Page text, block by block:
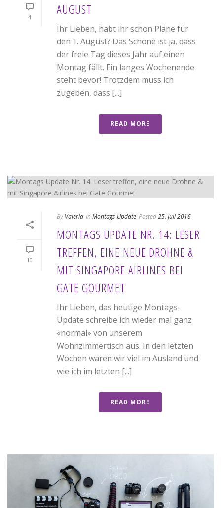
4
AUGUST
Ihr Lieben, habt ihr schon Pläne für
den 1. August? Das Schöne ist ja, dass
der freie Tag dieses Jahr auf einen
Montag fällt. Ein langes Wochenende
steht bevor! Trotzdem muss ich
zugeben, dass [...]
READ MORE
10
By Valeria In Montags-Update Posted25. Juli 2016
MONTAGS UPDATE NR. 14: LESER
TREFFEN, EINE NEUE DROHNE &
MIT SINGAPORE AIRLINES BEI
GATE GOURMET
Ihr Lieben, das heutige Montags-
Update schreibe ich wieder mal ganz
«normal» von unserem
Wohnzimmertisch aus. In den letzten
Wochen waren wir viel im Ausland und
wie ich im letzten [...]
READ MORE